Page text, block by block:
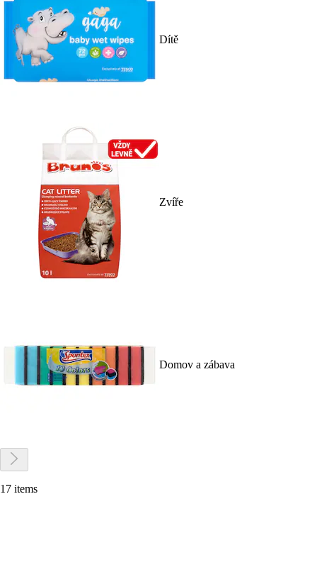
Dítě
Zvíře
Domov a zábava
17 items